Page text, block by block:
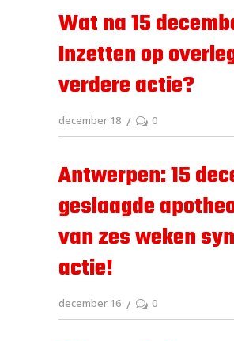
Wat na 15
Inzetten op
verdere actie?
december 18 0
Antwerpen: 15
geslaagde
van zes weken
actie!
december 16 0